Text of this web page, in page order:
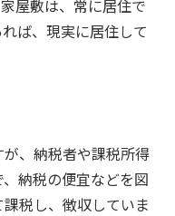
屋敷は、常に居住で
ば、現実に居住して
、納税者や課税所得
納税の便宜などを図
税し、徴収していま